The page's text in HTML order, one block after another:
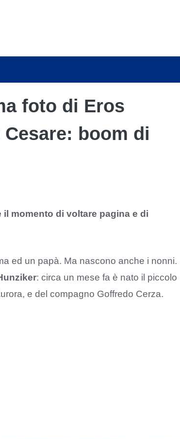
foto di Eros
boom di
momento di voltare pagina e di
ed un papà. Ma nascono anche i nonni.
: circa un mese fa è nato il piccolo
e del compagno Goffredo Cerza.